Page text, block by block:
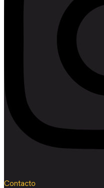
Contacto